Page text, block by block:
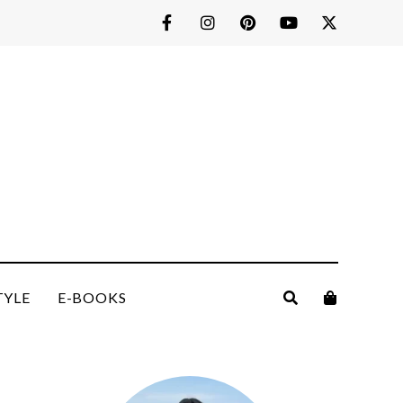
E-BOOKS